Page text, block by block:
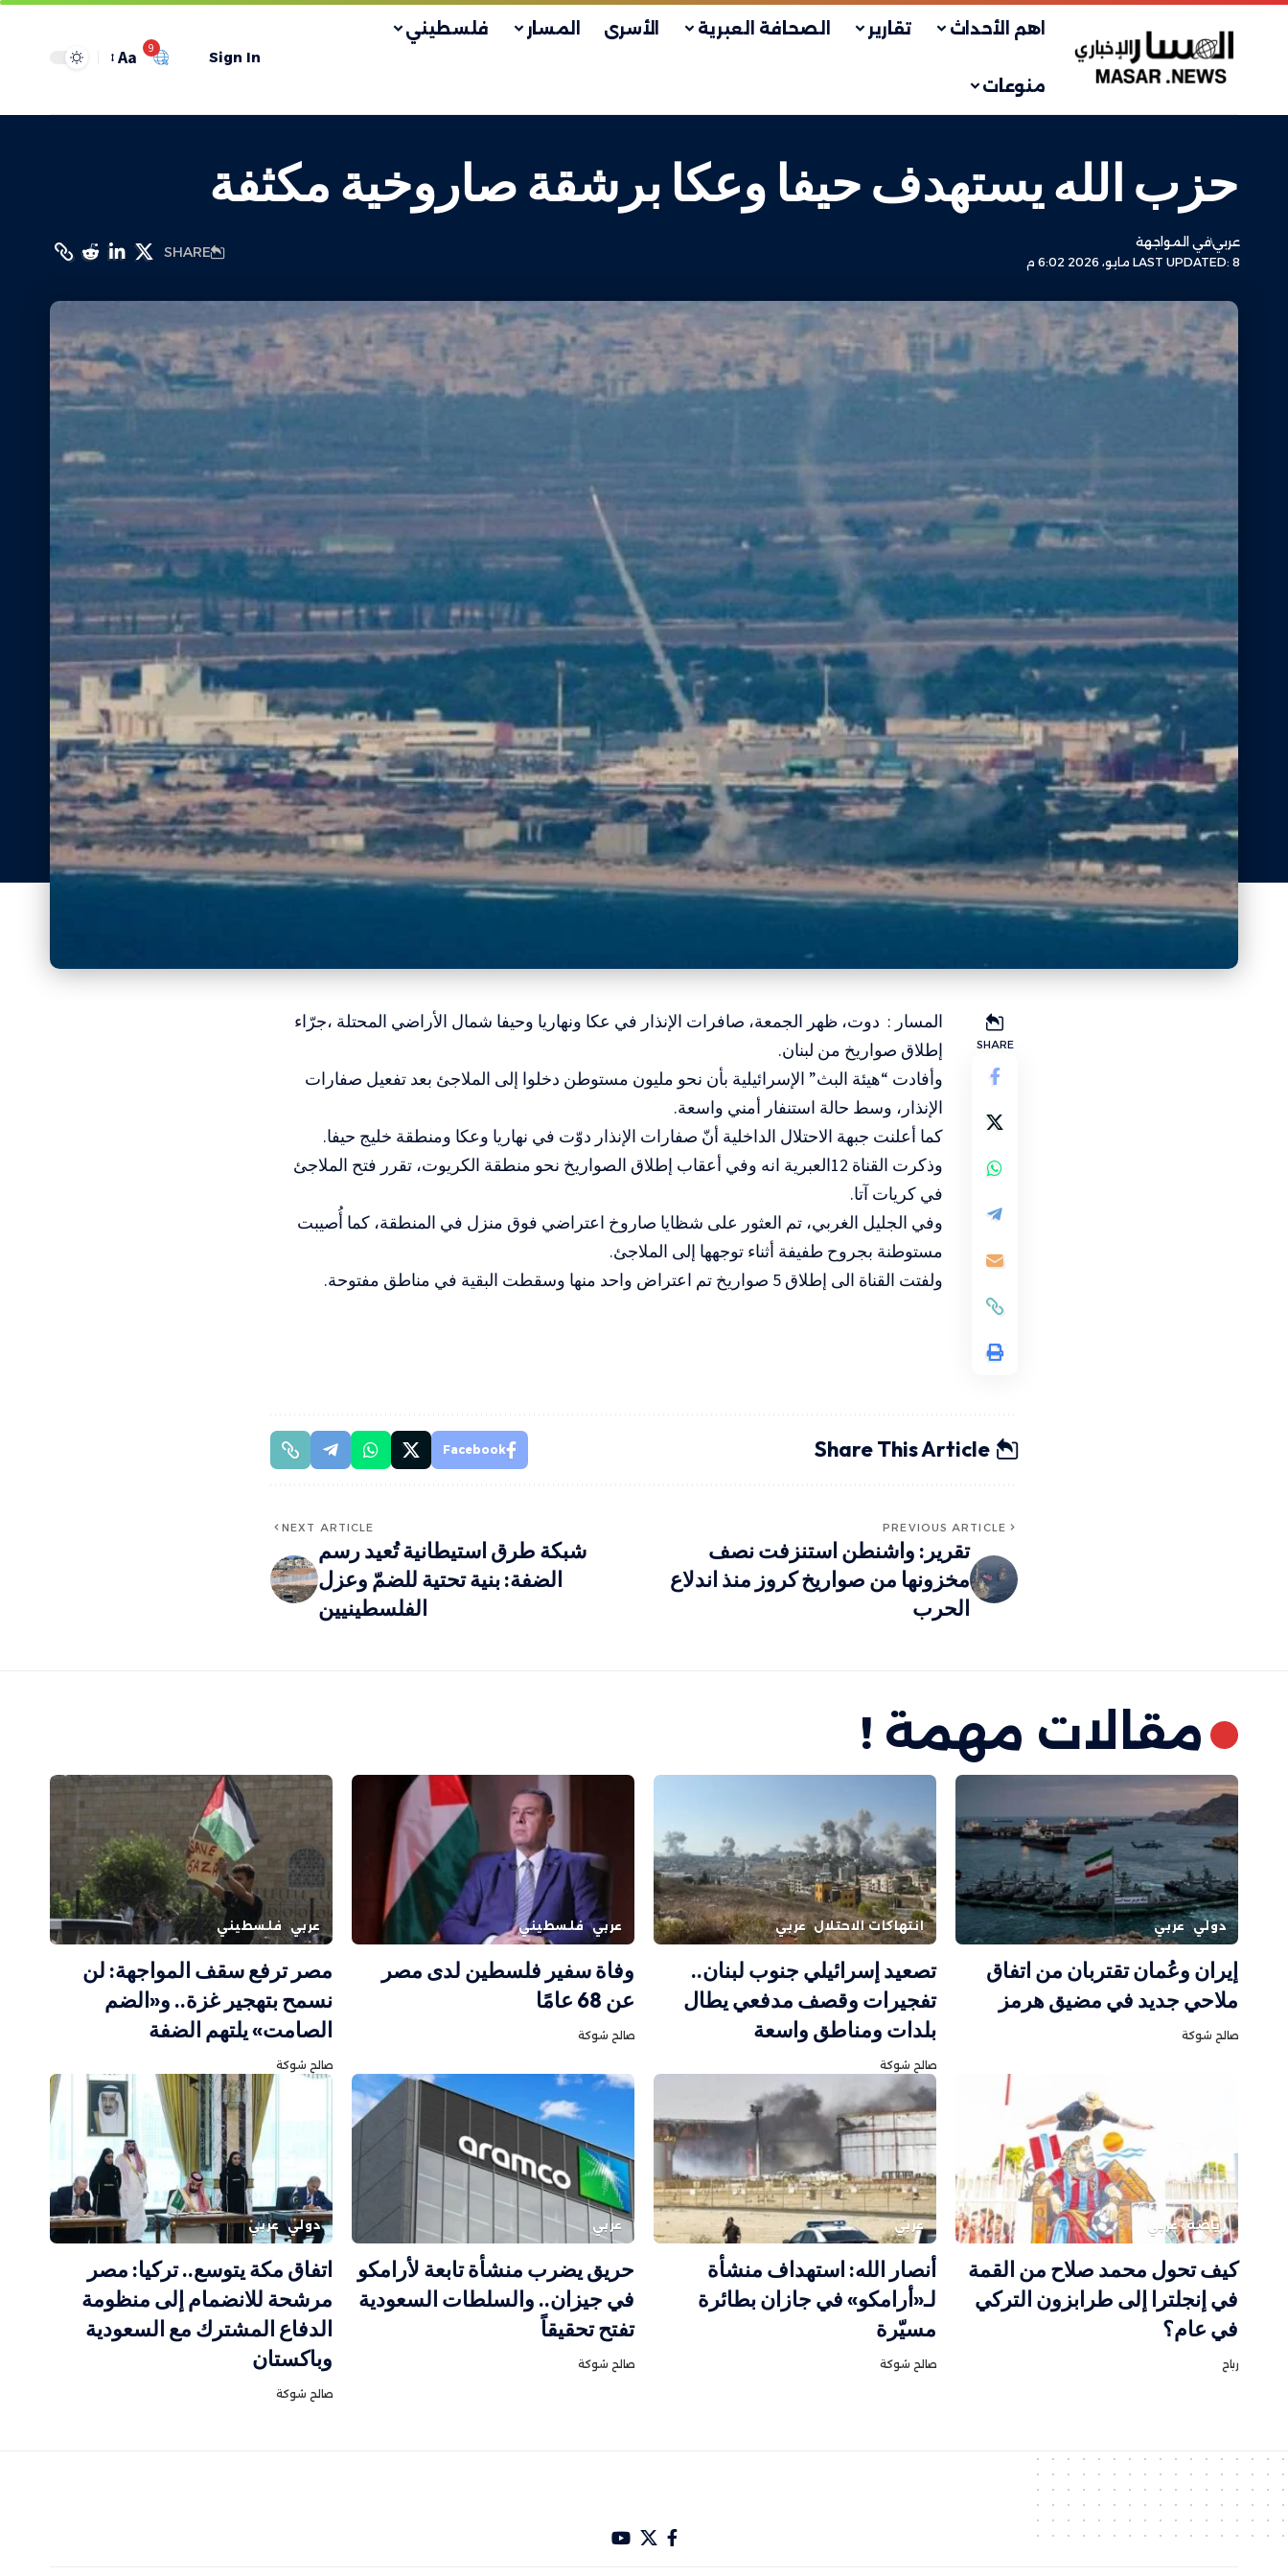
اهم الأحداث تقارير الصحافة العبرية الأسرى المسار فلسطيني
منوعات
Sign In
9
Aa
حزب الله يستهدف حيفا وعكا برشقة صاروخية مكثفة
LAST UPDATED: 8 مايو، 2026 6:02 م
عربيفي المواجهة
SHARE
SHARE
المسار : دوت، ظهر الجمعة، صافرات الإنذار في عكا ونهاريا وحيفا شمال الأراضي المحتلة ،جرّاء
إطلاق صواريخ من لبنان.
وأفادت “هيئة البث” الإسرائيلية بأن نحو مليون مستوطن دخلوا إلى الملاجئ بعد تفعيل صفارات
الإنذار، وسط حالة استنفار أمني واسعة.
كما أعلنت جبهة الاحتلال الداخلية أنّ صفارات الإنذار دوّت في نهاريا وعكا ومنطقة خليج حيفا.
وذكرت القناة 12العبرية انه وفي أعقاب إطلاق الصواريخ نحو منطقة الكريوت، تقرر فتح الملاجئ
في كريات آتا.
وفي الجليل الغربي، تم العثور على شظايا صاروخ اعتراضي فوق منزل في المنطقة، كما أُصيبت
مستوطنة بجروح طفيفة أثناء توجهها إلى الملاجئ.
ولفتت القناة الى إطلاق 5 صواريخ تم اعتراض واحد منها وسقطت البقية في مناطق مفتوحة.
Share This Article
Facebook
PREVIOUS ARTICLE
تقرير: واشنطن استنزفت نصف
مخزونها من صواريخ كروز منذ اندلاع
الحرب
NEXT ARTICLE
شبكة طرق استيطانية تُعيد رسم
الضفة: بنية تحتية للضمّ وعزل
الفلسطينيين
مقالات مهمة !
دولي عربي
إيران وعُمان تقتربان من اتفاق
ملاحي جديد في مضيق هرمز
صالح شوكة
انتهاكات الاحتلال عربي
تصعيد إسرائيلي جنوب لبنان..
تفجيرات وقصف مدفعي يطال
بلدات ومناطق واسعة
صالح شوكة
عربي فلسطيني
وفاة سفير فلسطين لدى مصر
عن 68 عامًا
صالح شوكة
عربي فلسطيني
مصر ترفع سقف المواجهة: لن
نسمح بتهجير غزة.. و«الضم
الصامت» يلتهم الضفة
صالح شوكة
رياضة عربي
كيف تحول محمد صلاح من القمة
في إنجلترا إلى طرابزون التركي
في عام؟
رباح
عربي
أنصار الله: استهداف منشأة
لـ«أرامكو» في جازان بطائرة
مسيّرة
صالح شوكة
عربي
حريق يضرب منشأة تابعة لأرامكو
في جيزان.. والسلطات السعودية
تفتح تحقيقاً
صالح شوكة
دولي عربي
اتفاق مكة يتوسع.. تركيا: مصر
مرشحة للانضمام إلى منظومة
الدفاع المشترك مع السعودية
وباكستان
صالح شوكة